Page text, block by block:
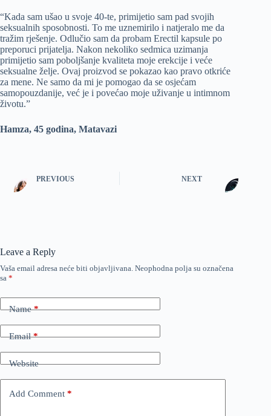
“Kada sam ušao u svoje 40-te, primijetio sam pad svojih
seksualnih sposobnosti. To me uznemirilo i natjeralo me da
tražim rješenje. Odlučio sam da probam Erectil kapsule po
preporuci prijatelja. Nakon nekoliko sedmica uzimanja
primijetio sam poboljšanje kvaliteta moje erekcije i veće
seksualne želje. Ovaj proizvod se pokazao kao pravo otkriće
za mene. Ne samo da mi je pomogao da se osjećam
samopouzdanije, već je i povećao moje uživanje u intimnom
životu.”
Hamza, 45 godina, Matavazi
PREVIOUS NEXT
Leave a Reply
Vaša email adresa neće biti objavljivana. Neophodna polja su označena
sa *
Name*
Email*
Website
Add Comment *